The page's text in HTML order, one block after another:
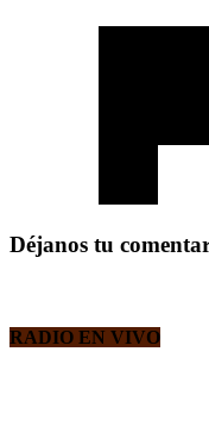
Déjanos tu
RADIO EN VIVO